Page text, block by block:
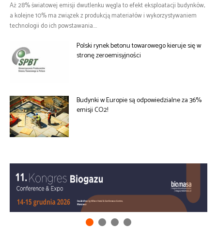
Aż 28% światowej emisji dwutlenku węgla to efekt eksploatacji budynków,
a kolejne 10% ma związek z produkcją materiałów i wykorzystywaniem
technologii do ich powstawania....
Polski rynek betonu towarowego kieruje się w
stronę zeroemisyjności
Budynki w Europie są odpowiedzialne za 36%
emisji CO2!